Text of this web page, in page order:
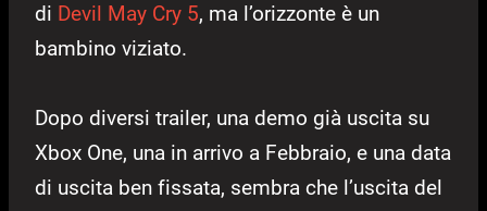
di Devil May Cry 5, ma l’orizzonte è un
bambino viziato.
Dopo diversi trailer, una demo già uscita su
Xbox One, una in arrivo a Febbraio, e una data
di uscita ben fissata, sembra che l’uscita del